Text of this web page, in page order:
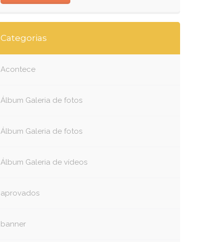
Categorias
Acontece
Álbum Galeria de fotos
Álbum Galeria de fotos
Álbum Galeria de vídeos
aprovados
banner